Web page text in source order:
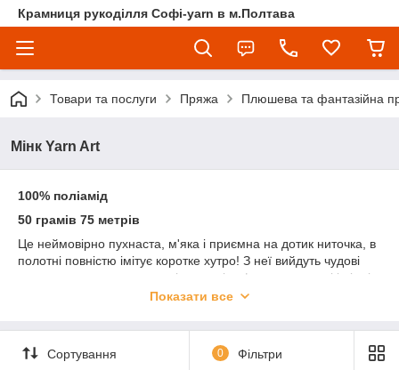
Крамниця рукоділля Софі-yarn в м.Полтава
Товари та послуги Пряжа Плюшева та фантазійна
Мінк Yarn Art
100% поліамід
50 грамів 75 метрів
Це неймовірно пухнаста, м'яка і приємна на дотик ниточка, в
полотні повністю імітує коротке хутро! З неї вийдуть чудові
пледи, светри, шкарпетки, іграшки і кофтинки, стильні і ніжні
джемпери та кардигани. Підійде для в'язання спицями .
лицьовій гладі.
Показати все
Сортування 0 Фільтри